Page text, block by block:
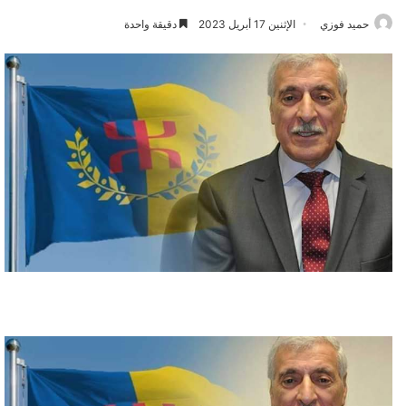
حميد فوزي الإثنين 17 أبريل 2023 دقيقة واحدة